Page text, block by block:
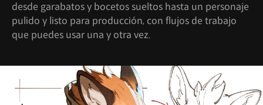
desde garabatos y bocetos sueltos hasta un personaje
pulido y listo para producción, con flujos de trabajo
que puedes usar una y otra vez.